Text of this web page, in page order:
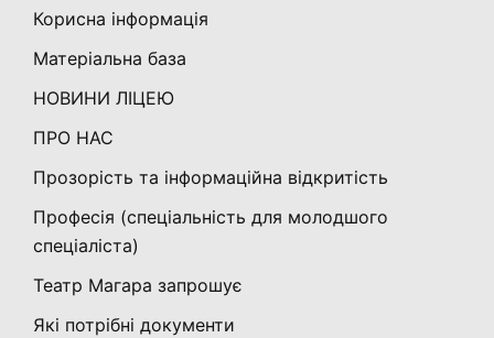
Корисна інформація
Матеріальна база
НОВИНИ ЛІЦЕЮ
ПРО НАС
Прозорість та інформаційна відкритість
Професія (спеціальність для молодшого
спеціаліста)
Театр Магара запрошує
Які потрібні документи